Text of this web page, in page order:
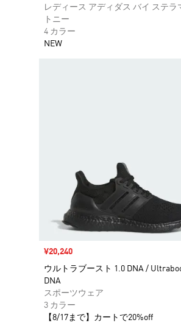
レディース アディダス バイ ステラ
トニー
4 カラー
NEW
セール価格
¥20,240
ウルトラブースト 1.0 DNA /
DNA
スポーツウェア
3 カラー
【8/17まで】カートで20%off